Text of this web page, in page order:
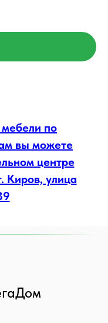
по
вы можете
центре
улица